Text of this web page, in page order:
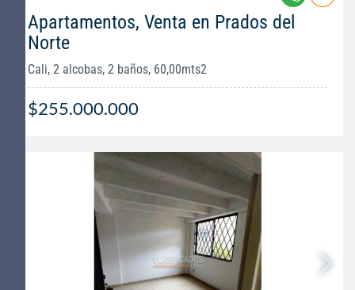
Apartamentos, Venta en Prados del
Norte
Cali, 2 alcobas, 2 baños, 60,00mts2
$255.000.000